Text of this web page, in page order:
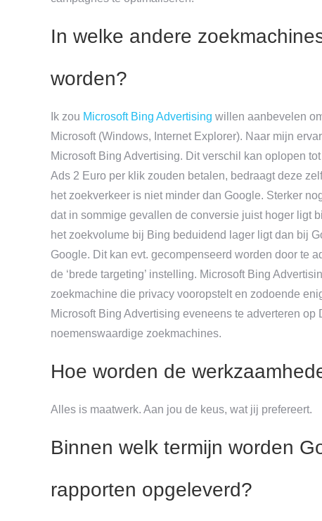
In welke andere
worden?
Ik zou Microsoft Bing Advertising willen aanbevelen
Microsoft (Windows, Internet Explorer). Naar mijn
Microsoft Bing Advertising. Dit verschil kan oplopen
Ads 2 Euro per klik zouden betalen, bedraagt deze
het zoekverkeer is niet minder dan Google. Sterker
dat in sommige gevallen de conversie juist hoger ligt
het zoekvolume bij Bing beduidend lager ligt dan bij
Google. Dit kan evt. gecompenseerd worden door te
de ‘brede targeting’ instelling. Microsoft Bing
zoekmachine die privacy vooropstelt en zodoende
Microsoft Bing Advertising eveneens te adverteren
noemenswaardige zoekmachines.
Hoe worden de
Alles is maatwerk. Aan jou de keus, wat jij prefereert.
Binnen welk termijn worden
rapporten opgeleverd?